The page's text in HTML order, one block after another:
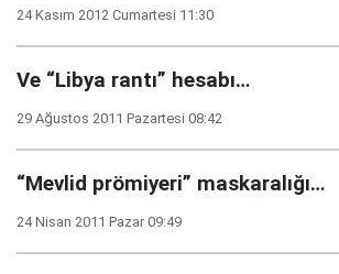
24 Kasım 2012 Cumartesi 11:30
Ve “Libya rantı” hesabı…
29 Ağustos 2011 Pazartesi 08:42
“Mevlid prömiyeri” maskaralığı…
24 Nisan 2011 Pazar 09:49